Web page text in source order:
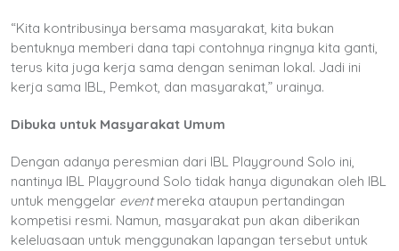
“Kita kontribusinya bersama masyarakat, kita bukan
bentuknya memberi dana tapi contohnya ringnya kita ganti,
terus kita juga kerja sama dengan seniman lokal. Jadi ini
kerja sama IBL, Pemkot, dan masyarakat,” urainya.
Dibuka untuk Masyarakat Umum
Dengan adanya peresmian dari IBL Playground Solo ini,
nantinya IBL Playground Solo tidak hanya digunakan oleh IBL
untuk menggelar eventmereka ataupun pertandingan
kompetisi resmi. Namun, masyarakat pun akan diberikan
keleluasaan untuk menggunakan lapangan tersebut untuk